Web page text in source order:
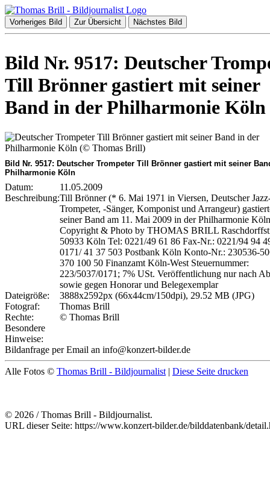
Vorheriges Bild Zur Übersicht Nächstes Bild
Bild Nr. 9517: Deutscher
Till Brönner gastiert mit seiner
Band in der Philharmonie Köln
Bild Nr. 9517: Deutscher Trompeter Till Brönner gastiert mit seiner
Philharmonie Köln
Datum:
11.05.2009
Beschreibung:Till Brönner (* 6. Mai 1971 in Viersen, Deutscher
Trompeter, -Sänger, Komponist und Arrangeur)
seiner Band am 11. Mai 2009 in der Philharmonie Köln
Copyright & Photo by THOMAS BRILL
50933 Köln Tel: 0221/49 61 86 Fax-Nr.: 0221/94 94
0171/ 41 37 503 Postbank Köln Konto-Nr.: 230536-
370 100 50 Finanzamt Köln-West Steuernummer:
223/5037/0171; 7% USt. Veröffentlichung nur nach
sowie gegen Honorar und Belegexemplar
Dateigröße:
3888x2592px (66x44cm/150dpi), 29.52 MB (JPG)
Fotograf:
Thomas Brill
Rechte:
© Thomas Brill
Besondere
Hinweise:
Bildanfrage per Email an info@konzert-bilder.de
Alle Fotos © Thomas Brill - Bildjournalist | Diese Seite drucken
© 2026 / Thomas Brill - Bildjournalist.
URL dieser Seite: https://www.konzert-bilder.de/bilddatenbank/